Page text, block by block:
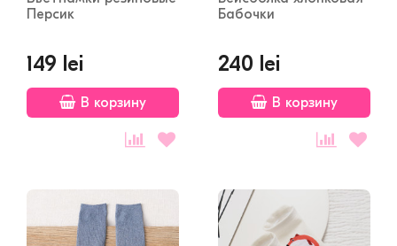
Персик
149 lei
В корзину
Бабочки
240 lei
В корзину